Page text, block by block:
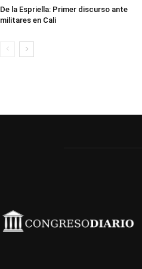
De la Espriella: Primer discurso ante
militares en Cali